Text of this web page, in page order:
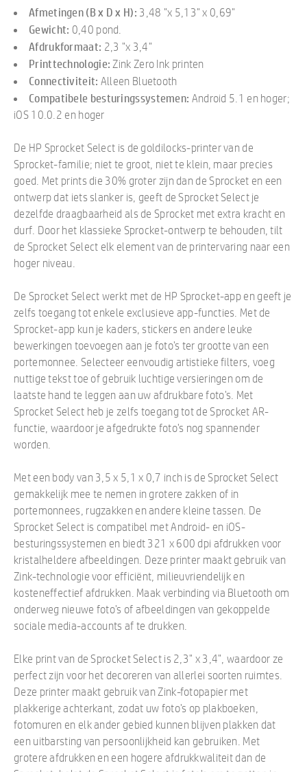
Afmetingen (B x D x H): 3,48 "x 5,13" x 0,69"
Gewicht: 0,40 pond.
Afdrukformaat: 2,3 "x 3,4"
Printtechnologie:Zink Zero Ink printen
Connectiviteit: Alleen Bluetooth
Compatibele besturingssystemen: Android 5.1 en hoger;
iOS 10.0.2 en hoger
De HP Sprocket Select is de goldilocks-printer van de
Sprocket-familie; niet te groot, niet te klein, maar precies
goed. Met prints die 30% groter zijn dan de Sprocket en een
ontwerp dat iets slanker is, geeft de Sprocket Select je
dezelfde draagbaarheid als de Sprocket met extra kracht en
durf. Door het klassieke Sprocket-ontwerp te behouden, tilt
de Sprocket Select elk element van de printervaring naar een
hoger niveau.
De Sprocket Select werkt met de HP Sprocket-app en geeft je
zelfs toegang tot enkele exclusieve app-functies. Met de
Sprocket-app kun je kaders, stickers en andere leuke
bewerkingen toevoegen aan je foto's ter grootte van een
portemonnee. Selecteer eenvoudig artistieke filters, voeg
nuttige tekst toe of gebruik luchtige versieringen om de
laatste hand te leggen aan uw afdrukbare foto's. Met
Sprocket Select heb je zelfs toegang tot de Sprocket AR-
functie, waardoor je afgedrukte foto's nog spannender
worden.
Met een body van 3,5 x 5,1 x 0,7 inch is de Sprocket Select
gemakkelijk mee te nemen in grotere zakken of in
portemonnees, rugzakken en andere kleine tassen. De
Sprocket Select is compatibel met Android- en iOS-
besturingssystemen en biedt 321 x 600 dpi afdrukken voor
kristalheldere afbeeldingen. Deze printer maakt gebruik van
Zink-technologie voor efficiënt, milieuvriendelijk en
kosteneffectief afdrukken. Maak verbinding via Bluetooth om
onderweg nieuwe foto's of afbeeldingen van gekoppelde
sociale media-accounts af te drukken.
Elke print van de Sprocket Select is 2,3" x 3,4", waardoor ze
perfect zijn voor het decoreren van allerlei soorten ruimtes.
Deze printer maakt gebruik van Zink-fotopapier met
plakkerige achterkant, zodat uw foto's op plakboeken,
fotomuren en elk ander gebied kunnen blijven plakken dat
een uitbarsting van persoonlijkheid kan gebruiken. Met
grotere afdrukken en een hogere afdrukkwaliteit dan de